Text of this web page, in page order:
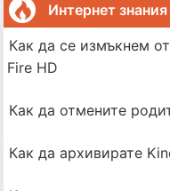
Интернет знания
Как да се измъкнем
Fire HD
Как да отмените
Как да архивирате